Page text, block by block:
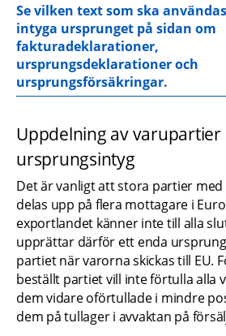
Se vilken text som ska
intyga ursprunget på sidan om
fakturadeklarationer,
ursprungsdeklarationer och
ursprungsförsäkringar.
Uppdelning av varupartier
ursprungsintyg
Det är vanligt att stora partier
delas upp på flera mottagare i
exportlandet känner inte till alla
upprättar därför ett enda
partiet när varorna skickas till EU.
beställt partiet vill inte förtulla alla
dem vidare oförtullade i mindre
dem på tullager i avvaktan på